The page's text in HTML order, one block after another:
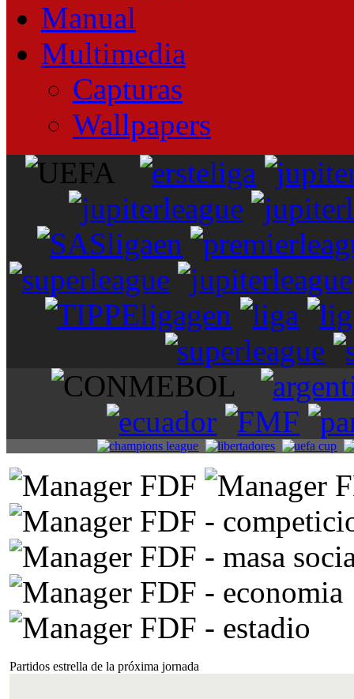
Manual
Multimedia
Capturas
Wallpapers
Partidos estrella de la próxima jornada